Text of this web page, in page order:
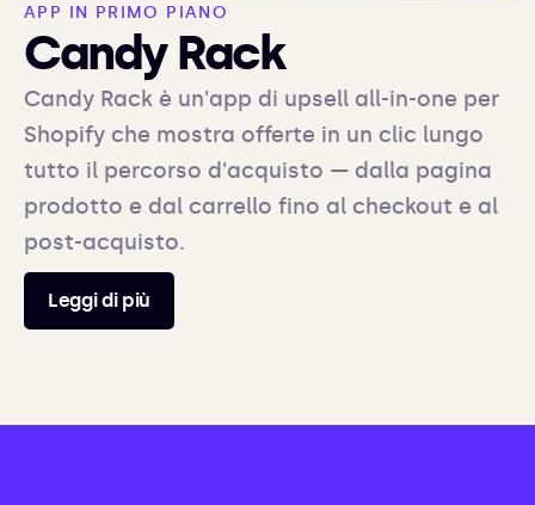
APP IN PRIMO PIANO
Candy Rack
Candy Rack è un'app di upsell all-in-one per
Shopify che mostra offerte in un clic lungo
tutto il percorso d'acquisto — dalla pagina
prodotto e dal carrello fino al checkout e al
post-acquisto.
Leggi di più